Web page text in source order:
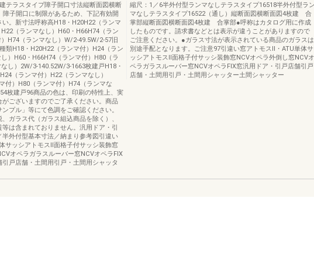
テラスタイプ障子開口寸法縦断面図横断
障子開口に制限があるため、下記有効開
。新寸法呼称高H18・H20H22（ランマ
（ランマなし）H60・H66H74（ラン
H74（ランマなし）W/2-49.5W/2-57旧
類H18・H20H22（ランマ付）H24（ラン
）H60・H66H74（ランマ付）H80（ラ
し）2W/3-140.52W/3-1663枚建戸H18・
（ランマ付）H22（ランマなし）
付）H80（ランマ付）H74（ランマな
枚建戸96商品の色は、印刷の特性上、実
ございますのでご了承ください。商品
プル」等にて色調をご確認ください。
ガラス代（ガラス組込商品を除く）、
は含まれておりません。汎用ドア・引
外付型基本寸法／納まり参考図引違い
サッシアトモスⅡ面格子付サッシ装飾窓
オペラガラスルーバー窓NCVオペラFIX
戸店舗・土間用引戸・土間用シャッタ
縮尺：1／6半外付型ランマなしテラスタイプ16518半外付型ラン
マなしテラスタイプ16522（通し）縦断面図横断面図4枚建 合
掌部縦断面図横断面図4枚建 合掌部●呼称はカタログ用に作成
したものです。請求書などとは表示が違うことがありますので
ご注意ください。●ガラス寸法が表示されている商品のガラスは
別途手配となります。ご注意97引違い窓アトモスⅡ・ATU単体サ
ッシアトモスⅡ面格子付サッシ装飾窓NCVオペラ外倒し窓NCVオ
ペラガラスルーバー窓NCVオペラFIX窓汎用ドア・引戸店舗引戸
店舗・土間用引戸・土間用シャッター土間シャッター